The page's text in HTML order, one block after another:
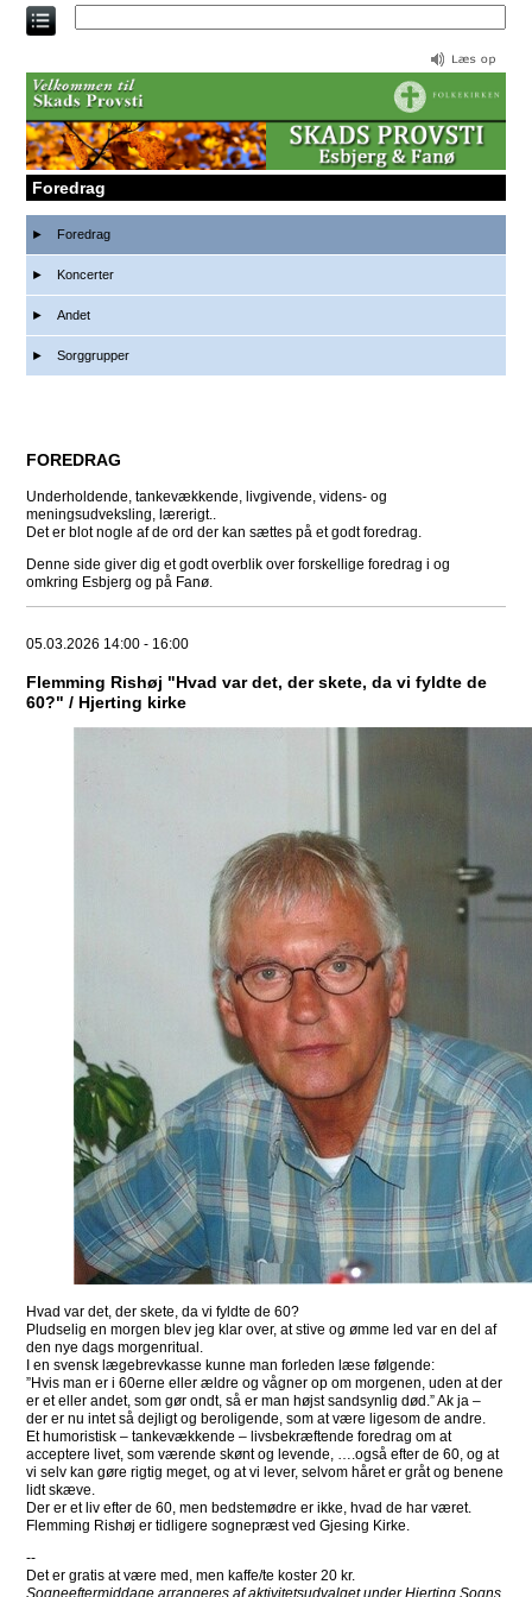
Direkte
til
Foredrag
Foredrag
Koncerter
Andet
Sorggrupper
FOREDRAG
Underholdende, tankevækkende, livgivende, videns- og
meningsudveksling, lærerigt..
Det er blot nogle af de ord der kan sættes på et godt foredrag.
Denne side giver dig et godt overblik over forskellige foredrag i og
omkring Esbjerg og på Fanø.
05.03.2026 14:00 - 16:00
Flemming Rishøj "Hvad var det, der skete, da vi fyldte de
60?" / Hjerting kirke
Hvad var det, der skete, da vi fyldte de 60?
Pludselig en morgen blev jeg klar over, at stive og ømme led var en del af
den nye dags morgenritual.
I en svensk lægebrevkasse kunne man forleden læse følgende:
”Hvis man er i 60erne eller ældre og vågner op om morgenen, uden at der
er et eller andet, som gør ondt, så er man højst sandsynlig død.” Ak ja –
der er nu intet så dejligt og beroligende, som at være ligesom de andre.
Et humoristisk – tankevækkende – livsbekræftende foredrag om at
acceptere livet, som værende skønt og levende, ….også efter de 60, og at
vi selv kan gøre rigtig meget, og at vi lever, selvom håret er gråt og benene
lidt skæve.
Der er et liv efter de 60, men bedstemødre er ikke, hvad de har været.
Flemming Rishøj er tidligere sognepræst ved Gjesing Kirke.
--
Det er gratis at være med, men kaffe/te koster 20 kr.
Sogneeftermiddage arrangeres af aktivitetsudvalget under Hjerting Sogns